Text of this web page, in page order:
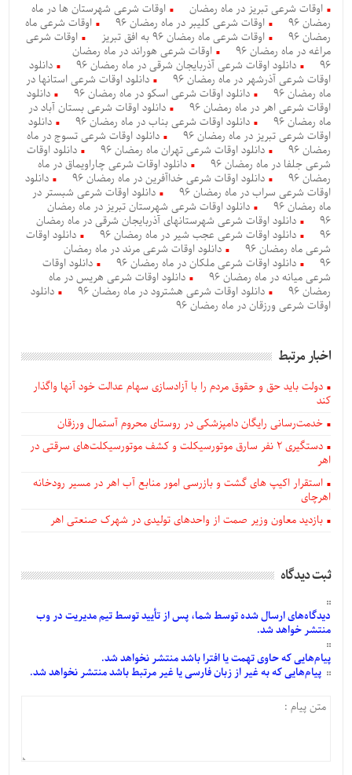
اوقات شرعی تبریز در ماه رمضان
اوقات شرعی شهرستان ها در ماه
رمضان 96
اوقات شرعی کلیبر در ماه رمضان 96
اوقات شرعی ماه
رمضان 96
اوقات شرعی ماه رمضان 96 به افق تبریز
اوقات شرعی
مراغه در ماه رمضان 96
اوقات شرعی هوراند در ماه رمضان
96
دانلود اوقات شرعی آذربایجان شرقی در ماه رمضان 96
دانلود
اوقات شرعی آذرشهر در ماه رمضان 96
دانلود اوقات شرعی استانها در
ماه رمضان 96
دانلود اوقات شرعی اسکو در ماه رمضان 96
دانلود
اوقات شرعی اهر در ماه رمضان 96
دانلود اوقات شرعی بستان آباد در
ماه رمضان 96
دانلود اوقات شرعی بناب در ماه رمضان 96
دانلود
اوقات شرعی تبریز در ماه رمضان 96
دانلود اوقات شرعی تسوج در ماه
رمضان 96
دانلود اوقات شرعی تهران ماه رمضان 96
دانلود اوقات
شرعی جلفا در ماه رمضان 96
دانلود اوقات شرعی چاراویماق در ماه
رمضان 96
دانلود اوقات شرعی خداآفرین در ماه رمضان 96
دانلود
اوقات شرعی سراب در ماه رمضان 96
دانلود اوقات شرعی شبستر در
ماه رمضان 96
دانلود اوقات شرعی شهرستان تبریز در ماه رمضان
96
دانلود اوقات شرعی شهرستانهای آذربایجان شرقی در ماه رمضان
96
دانلود اوقات شرعی عجب شیر در ماه رمضان 96
دانلود اوقات
شرعی ماه رمضان 96
دانلود اوقات شرعی مرند در ماه رمضان
96
دانلود اوقات شرعی ملکان در ماه رمضان 96
دانلود اوقات
شرعی میانه در ماه رمضان 96
دانلود اوقات شرعی هریس در ماه
رمضان 96
دانلود اوقات شرعی هشترود در ماه رمضان 96
دانلود
اوقات شرعی ورزقان در ماه رمضان 96
اخبار مرتبط
دولت باید حق و حقوق مردم را با آزادسازی سهام عدالت خود آنها واگذار
کند
خدمت‌رسانی رایگان دامپزشکی در روستای محروم آستمال ورزقان
دستگيری ۲ نفر سارق موتورسیکلت و کشف موتورسیکلت‌های سرقتی در
اهر
استقرار اکیپ های گشت و بازرسی امور منابع آب اهر در مسیر رودخانه
اهرچای
بازدید معاون وزیر صمت از واحدهای تولیدی در شهرک صنعتی اهر
ثبت دیدگاه
دیدگاه‌هایارسالشدهتوسط شما، پس ازتأییدتوسط تیم مدیریت در وب
منتشر خواهد شد.
پیام‌هاییکه حاوی تهمت یا افترا باشد منتشر نخواهد شد.
پیام‌هاییکه به غیر از زبان فارسی یا غیر مرتبط باشد منتشر نخواهد شد.